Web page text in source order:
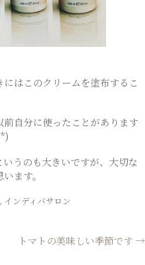
はこのクリームを塗布するこ
自分に使ったことがあります
うのも大きいですが、大切な
ます。
, インディバサロン
トマトの美味しい季節です→